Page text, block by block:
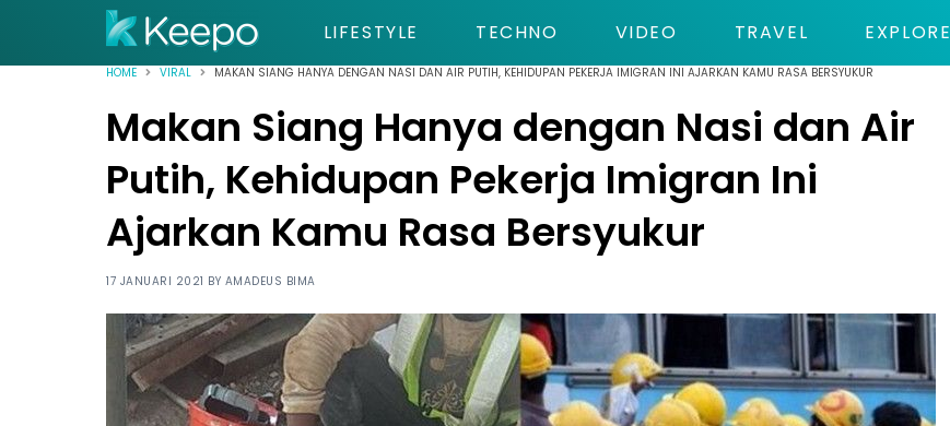
LIFESTYLE TECHNO VIDEO TRAVEL EXPLORE
HOME VIRAL MAKAN SIANG HANYA DENGAN NASI DAN AIR PUTIH, KEHIDUPAN PEKERJA IMIGRAN INI AJARKAN KAMU RASA BERSYUKUR
Makan Siang Hanya dengan Nasi dan Air
Putih, Kehidupan Pekerja Imigran Ini
Ajarkan Kamu Rasa Bersyukur
17 JANUARI 2021 BY AMADEUS BIMA